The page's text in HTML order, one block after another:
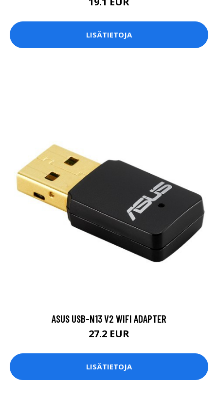
LISÄTIETOJA
ASUS USB-N13 V2 WIFI ADAPTER
27.2 EUR
LISÄTIETOJA